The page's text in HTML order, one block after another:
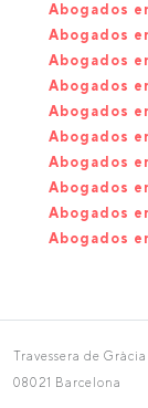
Abogados
Abogados
Abogados
Abogados
Abogados
Abogados
Abogados
Abogados
Abogados
Abogados
Travessera de Gràcia
08021 Barcelona